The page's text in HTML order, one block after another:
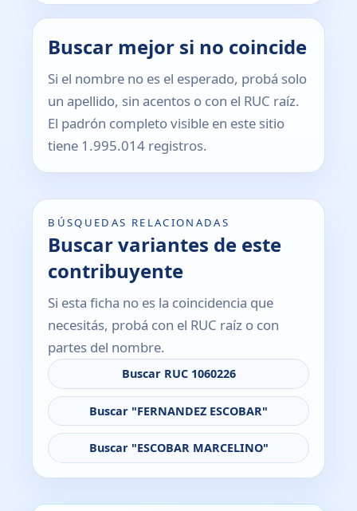
Buscar mejor si no coincide
Si el nombre no es el esperado, probá solo
un apellido, sin acentos o con el RUC raíz.
El padrón completo visible en este sitio
tiene 1.995.014 registros.
BÚSQUEDAS RELACIONADAS
Buscar variantes de este
contribuyente
Si esta ficha no es la coincidencia que
necesitás, probá con el RUC raíz o con
partes del nombre.
Buscar RUC 1060226
Buscar "FERNANDEZ ESCOBAR"
Buscar "ESCOBAR MARCELINO"